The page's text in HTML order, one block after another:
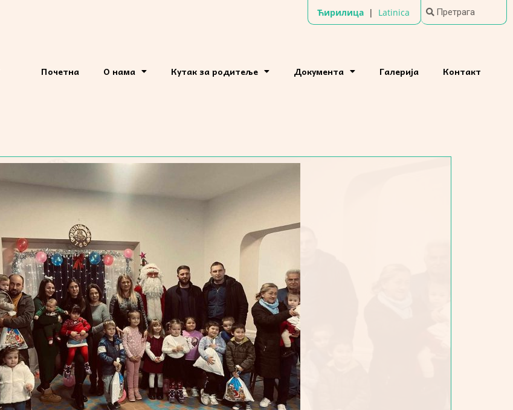
Ћирилица | Latinica
Почетна О нама Кутак за родитеље Документа Галерија Контакт